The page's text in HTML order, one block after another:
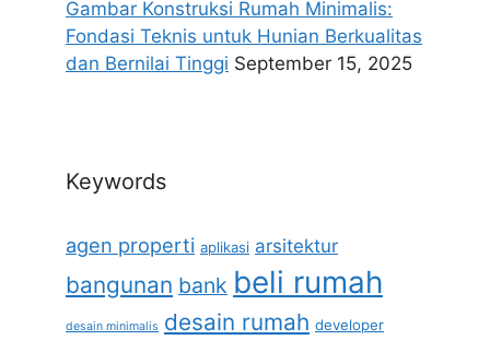
Gambar Konstruksi Rumah Minimalis:
Fondasi Teknis untuk Hunian Berkualitas
dan Bernilai Tinggi September 15, 2025
Keywords
agen properti aplikasi arsitektur
bangunan bank beli rumah
desain minimalis desain rumah developer